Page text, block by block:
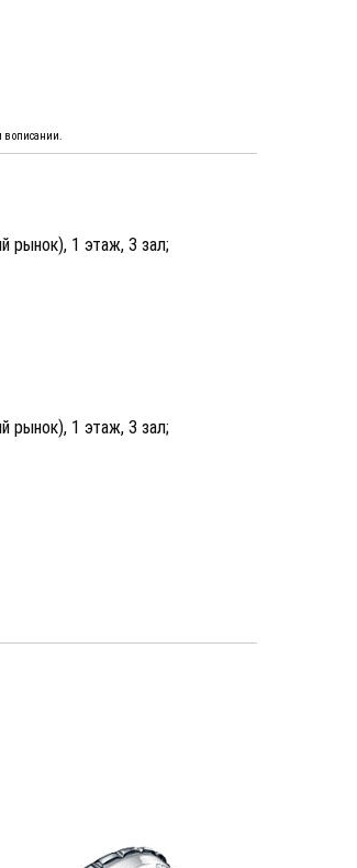
в описании.
рынок), 1 этаж, 3 зал;
рынок), 1 этаж, 3 зал;